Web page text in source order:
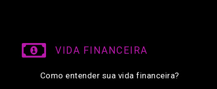
VIDA FINANCEIRA
Como entender sua vida financeira?